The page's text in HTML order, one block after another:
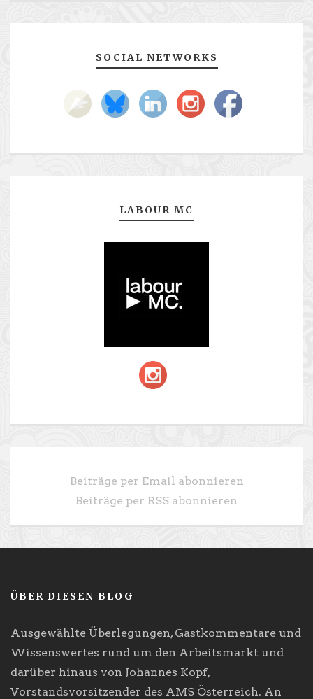
SOCIAL NETWORKS
LABOUR MC
Beiträge per Email abonnieren
Beiträge per RSS abonnieren
ÜBER DIESEN BLOG
Ausgewählte Überlegungen, Gastkommentare und
Wissenswertes rund um den Arbeitsmarkt und
darüber hinaus von Johannes Kopf,
Vorstandsvorsitzender des AMS Österreich. An